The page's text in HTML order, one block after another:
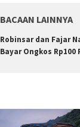
BACAAN LAINNYA
Robinsar dan Fajar
Bayar Ongkos Rp100